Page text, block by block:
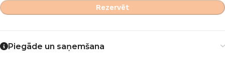
Rezervēt
Piegāde un saņemšana